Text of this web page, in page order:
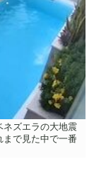
ネズエラの大地震
で見た中で一番